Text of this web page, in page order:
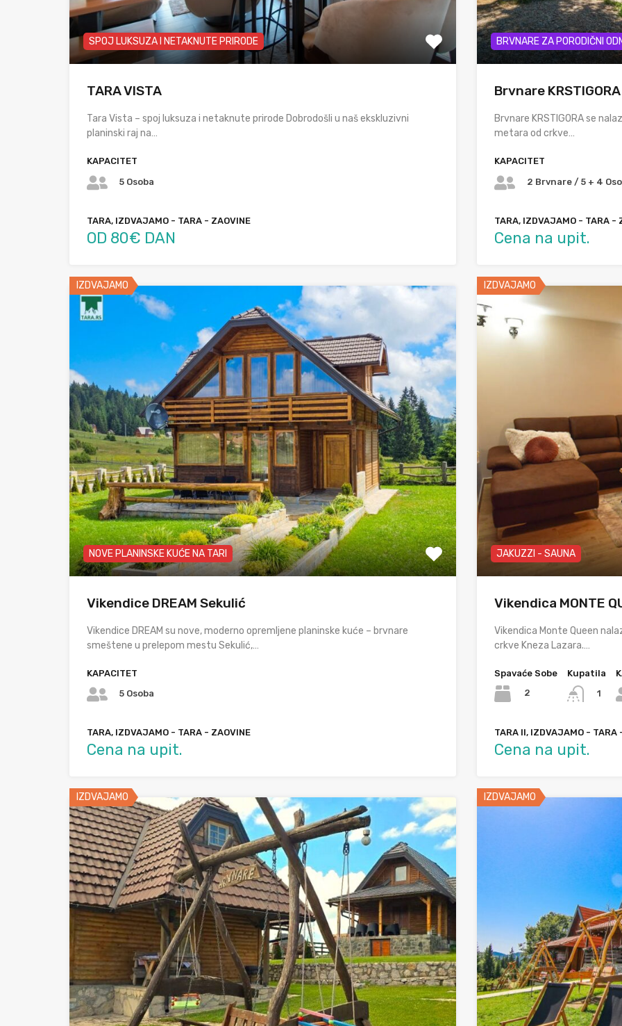
SPOJ LUKSUZA I NETAKNUTE PRIRODE
TARA VISTA
Tara Vista – spoj luksuza i netaknute prirode Dobrodošli u naš ekskluzivni
planinski raj na…
KAPACITET
5 Osoba
TARA, IZDVAJAMO - TARA - ZAOVINE
OD 80€ DAN
BRVNARE ZA PORODIČNI
Brvnare KRSTIGORA
Brvnare KRSTIGORA se
metara od crkve…
KAPACITET
2 Brvnare / 5 + 4
TARA, IZDVAJAMO - TARA -
Cena na upit.
IZDVAJAMO
NOVE PLANINSKE KUĆE NA TARI
Vikendice DREAM Sekulić
Vikendice DREAM su nove, moderno opremljene planinske kuće – brvnare
smeštene u prelepom mestu Sekulić,…
KAPACITET
5 Osoba
TARA, IZDVAJAMO - TARA - ZAOVINE
Cena na upit.
IZDVAJAMO
JAKUZZI - SAUNA
Vikendica MONTE
Vikendica Monte Queen
crkve Kneza Lazara.…
Spavaće Sobe
2
Kupatila
1
TARA II, IZDVAJAMO - TARA
Cena na upit.
IZDVAJAMO IZDVAJAMO